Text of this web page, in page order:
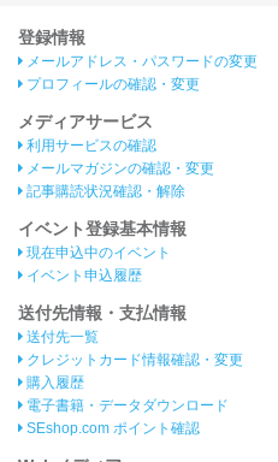
登録情報
メールアドレス・パスワードの変更
プロフィールの確認・変更
メディアサービス
利用サービスの確認
メールマガジンの確認・変更
記事購読状況確認・解除
イベント登録基本情報
現在申込中のイベント
イベント申込履歴
送付先情報・支払情報
送付先一覧
クレジットカード情報確認・変更
購入履歴
電子書籍・データダウンロード
SEshop.com ポイント確認